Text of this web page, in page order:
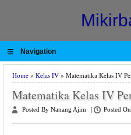
≡ Navigation
Home » Kelas IV » Matematika Kelas IV
Matematika Kelas IV
Posted By Nanang Ajim Posted